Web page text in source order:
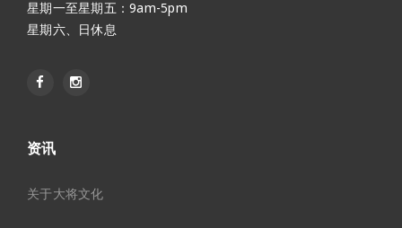
星期一至星期五：9am-5pm
星期六、日休息
资讯
关于大将文化